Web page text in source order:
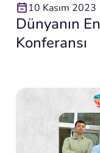
10 Kasım 2023
Dünyanın
Konferansı